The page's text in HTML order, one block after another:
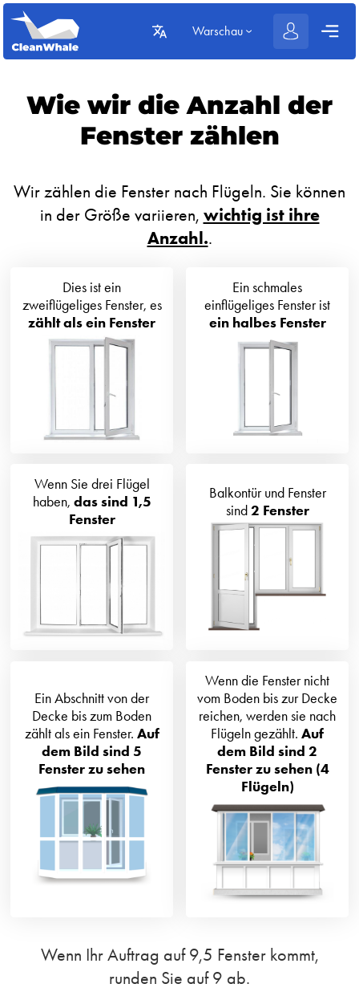
Warschau
Wie wir die Anzahl der
Fenster zählen
Wir zählen die Fenster nach Flügeln. Sie können
in der Größe variieren, wichtig ist ihre
Anzahl..
Dies ist ein
zweiflügeliges Fenster, es
zählt als ein Fenster
Ein schmales
einflügeliges Fenster ist
ein halbes Fenster
Wenn Sie drei Flügel
haben, das sind 1,5
Fenster
Balkontür und Fenster
sind2 Fenster
Ein Abschnitt von der
Decke bis zum Boden
zählt als ein Fenster. Auf
dem Bild sind 5
Fenster zu sehen
Wenn die Fenster nicht
vom Boden bis zur Decke
reichen, werden sie nach
Flügeln gezählt. Auf
dem Bild sind 2
Fenster zu sehen (4
Flügeln)
Wenn Ihr Auftrag auf 9,5 Fenster kommt,
runden Sie auf 9 ab.